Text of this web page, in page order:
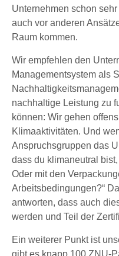
Unternehmen schon
auch vor anderen
Raum kommen.
Wir empfehlen den
Managementsystem als
nachhaltige Leistung zu
können: Wir gehen
Klimaaktivitäten. Und
Anspruchsgruppen das
dass du klimaneutral
Oder mit den
Arbeitsbedingungen?“
antworten, dass auch
werden und Teil der
Ein weiterer Punkt ist
gibt es knapp 100 ZNU-